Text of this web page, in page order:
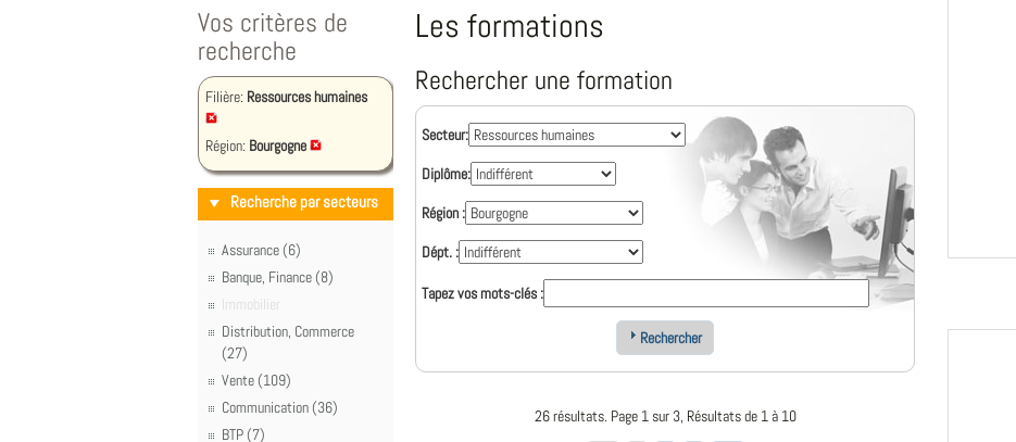
Vos critères de
recherche
Filière: Ressources humaines
Région: Bourgogne
Recherche par secteurs
Assurance (6)
Banque, Finance (8)
Immobilier
Distribution, Commerce
(27)
Vente (109)
Communication (36)
BTP (7)
Les formations
Rechercher une formation
Secteur:
Diplôme:
Région :
Dépt. :
Tapez vos mots-clés :
Rechercher
26 résultats. Page 1 sur 3, Résultats de 1 à 10